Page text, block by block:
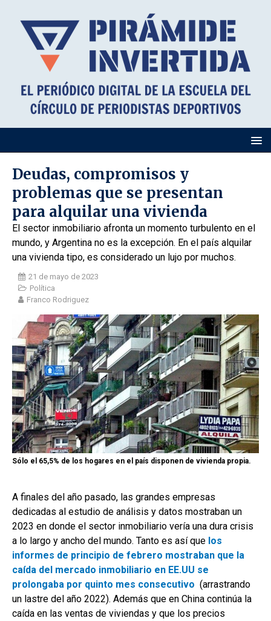
Deudas, compromisos y
problemas que se presentan
para alquilar una vivienda
El sector inmobiliario afronta un momento turbulento en el
mundo, y Argentina no es la excepción. En el país alquilar
una vivienda tipo, es considerado un lujo por muchos.
21 de mayo de 2023
Política
Franco Rodriguez
Sólo el 65,5% de los hogares en el país disponen de vivienda propia.
A finales del año pasado, las grandes empresas
dedicadas al estudio de análisis y datos mostraban un
2023 en donde el sector inmobiliario vería una dura crisis
a lo largo y ancho del mundo. Tanto es así que los
informes de principio de febrero mostraban que la
caída del mercado inmobiliario en EE.UU se
prolongaba por quinto mes consecutivo (arrastrando
un lastre del año 2022). Además que en China continúa la
caída en las ventas de viviendas y que los precios